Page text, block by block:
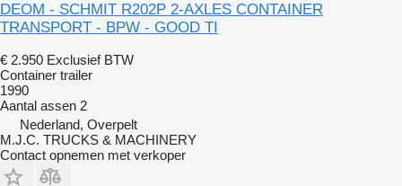
DEOM - SCHMIT R202P 2-AXLES CONTAINER
TRANSPORT - BPW - GOOD TI
€ 2.950 Exclusief BTW
Container trailer
1990
Aantal assen 2
Nederland, Overpelt
M.J.C. TRUCKS & MACHINERY
Contact opnemen met verkoper